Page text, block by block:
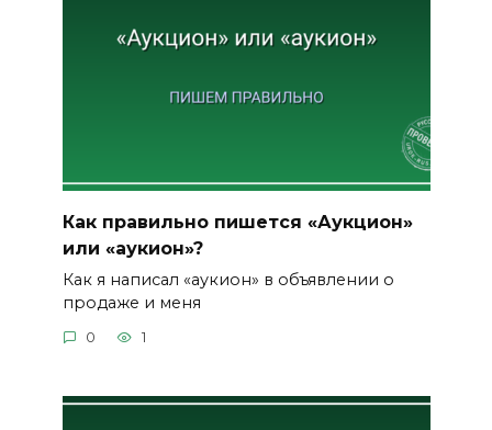
Как правильно пишется «Аукцион»
или «аукион»?
Как я написал «аукион» в объявлении о
продаже и меня
0 1